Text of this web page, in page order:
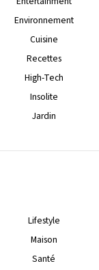
Environnement
Cuisine
Recettes
High-Tech
Insolite
Jardin
Lifestyle
Maison
Santé